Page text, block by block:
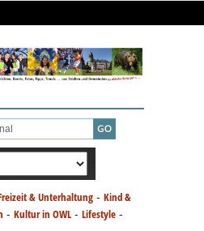
& Unterhaltung - Kind &
- Kultur in OWL - Lifestyle -